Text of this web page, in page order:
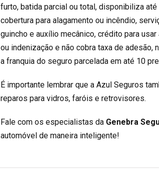
furto, batida parcial ou total, disponibiliza
cobertura para alagamento ou incêndio,
guincho e auxílio mecânico, crédito para
ou indenização e não cobra taxa de
a franquia do seguro parcelada em até 10
É importante lembrar que a Azul Seguros
reparos para vidros, faróis e retrovisores.
Fale com os especialistas da Genebra
automóvel de maneira inteligente!